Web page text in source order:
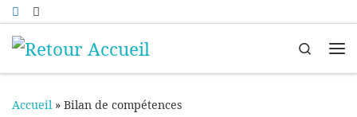
Passer au contenu
Search
Accueil » Bilan de compétences